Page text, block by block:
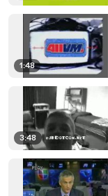
1:48
3:48